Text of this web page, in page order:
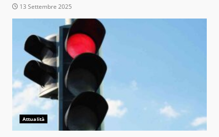
13 Settembre 2025
Attualità